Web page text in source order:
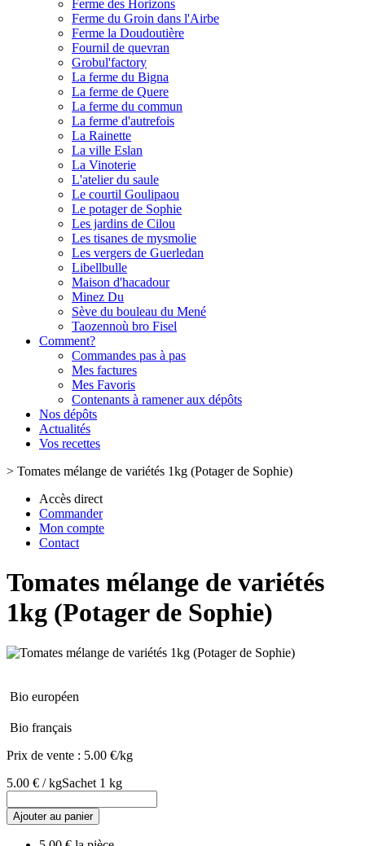
Ferme des Horizons
Ferme du Groin dans l'Airbe
Ferme la Doudoutière
Fournil de quevran
Grobul'factory
La ferme du Bigna
La ferme de Quere
La ferme du commun
La ferme d'autrefois
La Rainette
La ville Eslan
La Vinoterie
L'atelier du saule
Le courtil Goulipaou
Le potager de Sophie
Les jardins de Cilou
Les tisanes de mysmolie
Les vergers de Guerledan
Libellbulle
Maison d'hacadour
Minez Du
Sève du bouleau du Mené
Taozennoù bro Fisel
Comment?
Commandes pas à pas
Mes factures
Mes Favoris
Contenants à ramener aux dépôts
Nos dépôts
Actualités
Vos recettes
> Tomates mélange de variétés 1kg (Potager de Sophie)
Accès direct
Commander
Mon compte
Contact
Tomates mélange de variétés
1kg (Potager de Sophie)
Bio européen
Bio français
Prix de vente : 5.00 €/kg
5.00 € / kgSachet 1 kg
Ajouter au panier